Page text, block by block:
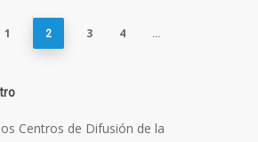
1 2 3 4 …
Centros de Difusión de la